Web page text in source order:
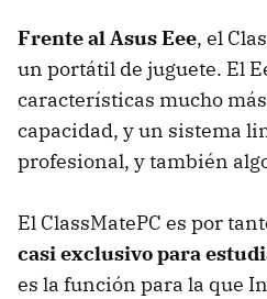
Frente al Asus Eee, el
un portátil de juguete. El
características mucho
capacidad, y un sistema
profesional, y también
El ClassMatePC es por
casi exclusivo para
es la función para la que